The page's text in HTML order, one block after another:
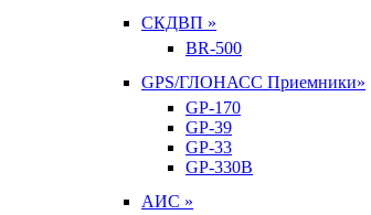
СКДВП »
BR-500
GPS/ГЛОНАСС Приемники»
GP-170
GP-39
GP-33
GP-330B
АИС »